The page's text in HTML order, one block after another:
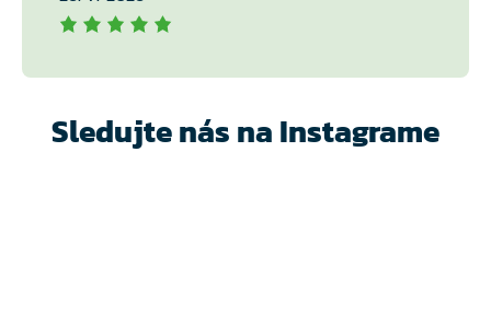
Sledujte nás na Instagrame